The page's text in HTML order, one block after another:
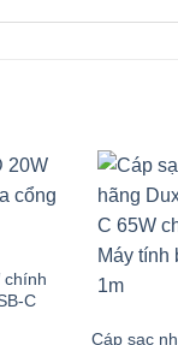
chính
C
Cáp sạc